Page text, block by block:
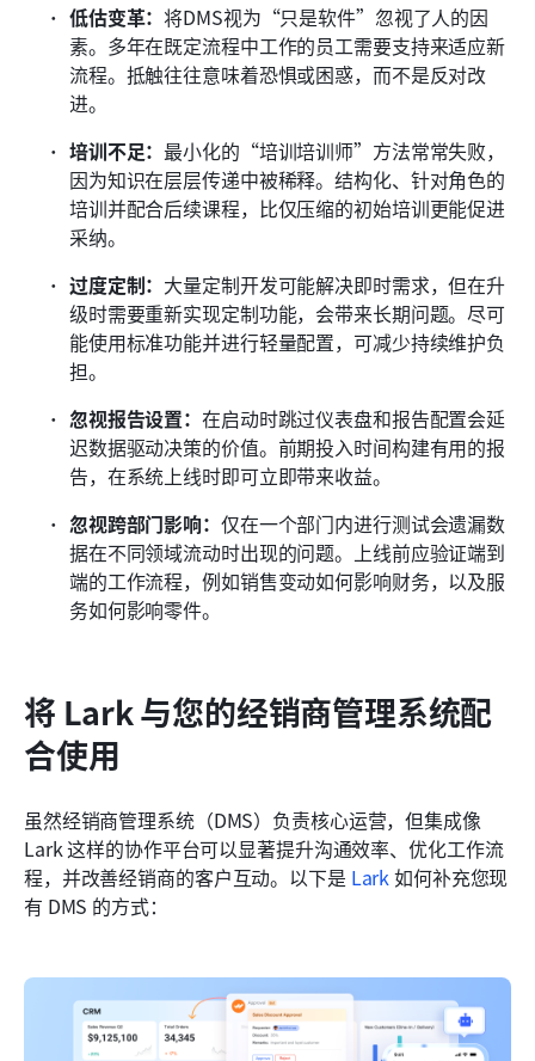
低估变革：将DMS视为“只是软件”忽视了人的因
素。多年在既定流程中工作的员工需要支持来适应新
流程。抵触往往意味着恐惧或困惑，而不是反对改
进。
培训不足：最小化的“培训培训师”方法常常失败，
因为知识在层层传递中被稀释。结构化、针对角色的
培训并配合后续课程，比仅压缩的初始培训更能促进
采纳。
过度定制： 大量定制开发可能解决即时需求，但在升
级时需要重新实现定制功能，会带来长期问题。尽可
能使用标准功能并进行轻量配置，可减少持续维护负
担。
忽视报告设置：在启动时跳过仪表盘和报告配置会延
迟数据驱动决策的价值。前期投入时间构建有用的报
告，在系统上线时即可立即带来收益。
忽视跨部门影响： 仅在一个部门内进行测试会遗漏数
据在不同领域流动时出现的问题。上线前应验证端到
端的工作流程，例如销售变动如何影响财务，以及服
务如何影响零件。
将 Lark 与您的经销商管理系统配
合使用
虽然经销商管理系统（DMS）负责核心运营，但集成像
Lark 这样的协作平台可以显著提升沟通效率、优化工作流
程，并改善经销商的客户互动。以下是 Lark 如何补充您现
有 DMS 的方式：